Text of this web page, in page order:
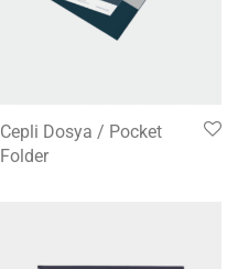
Cepli Dosya / Pocket
Folder